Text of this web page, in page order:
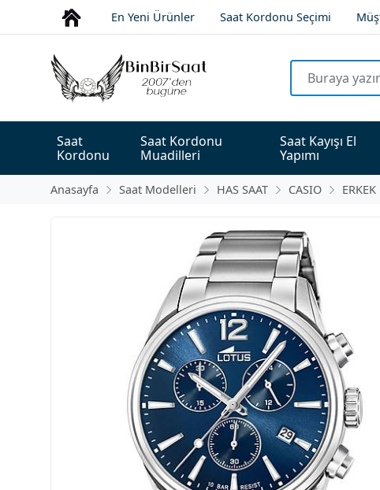
En Yeni Ürünler Saat Kordonu Seçimi
Saat
Kordonu
Saat Kordonu
Muadilleri
Saat Kayışı El
Yapımı
Anasayfa Saat Modelleri HAS SAAT CASIO ERKEK